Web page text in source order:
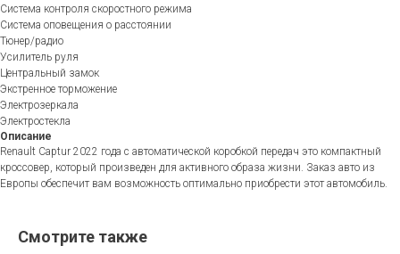
Система контроля скоростного режима
Система оповещения о расстоянии
Тюнер/радио
Усилитель руля
Центральный замок
Экстренное торможение
Электрозеркала
Электростекла
Описание
Renault Captur 2022 года с автоматической коробкой передач это компактный
кроссовер, который произведен для активного образа жизни. Заказ авто из
Европы обеспечит вам возможность оптимально приобрести этот автомобиль.
Смотрите также